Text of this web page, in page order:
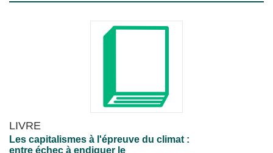
LIVRE
Les capitalismes à l'épreuve du climat :
entre échec à endiguer le